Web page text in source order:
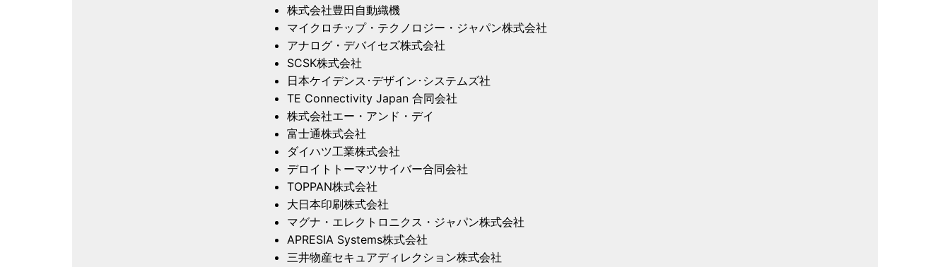
株式会社豊田自動織機
マイクロチップ・テクノロジー・ジャパン株式会社
アナログ・デバイセズ株式会社
SCSK株式会社
日本ケイデンス･デザイン･システムズ社
TE Connectivity Japan 合同会社
株式会社エー・アンド・デイ
富士通株式会社
ダイハツ工業株式会社
デロイトトーマツサイバー合同会社
TOPPAN株式会社
大日本印刷株式会社
マグナ・エレクトロニクス・ジャパン株式会社
APRESIA Systems株式会社
三井物産セキュアディレクション株式会社